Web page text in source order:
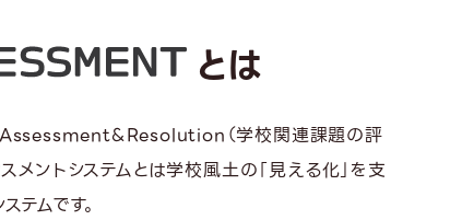
システム」 とは
（学校関連課題の評
メントシステムとは学校風土の「見える化」を支
テムです。